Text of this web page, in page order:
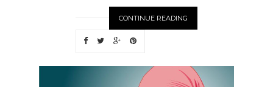
CONTINUE READING